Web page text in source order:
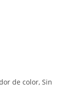
de color, Sin